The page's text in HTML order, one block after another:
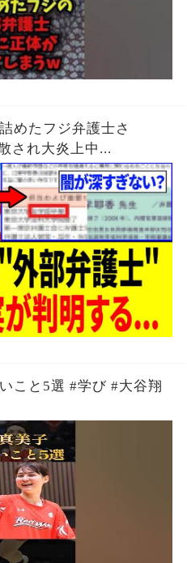
めたフジ弁護士さ
され大炎上中...
こと5選 #学び #大谷翔